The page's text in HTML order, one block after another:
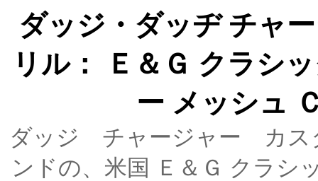
ダッジ・ダッヂ チャ
リル： Ｅ＆Ｇ クラシ
ー メッシュ
ダッジ チャージャー カス
ンドの、米国 Ｅ＆Ｇ クラシ